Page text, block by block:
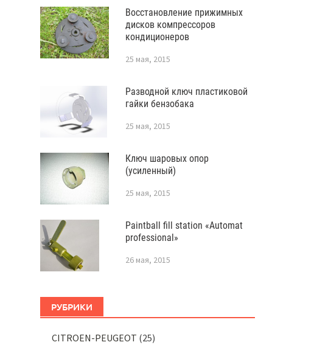
Восстановление прижимных
дисков компрессоров
кондиционеров
25 мая, 2015
Разводной ключ пластиковой
гайки бензобака
25 мая, 2015
Ключ шаровых опор
(усиленный)
25 мая, 2015
Paintball fill station «Automat
professional»
26 мая, 2015
РУБРИКИ
CITROEN-PEUGEOT (25)